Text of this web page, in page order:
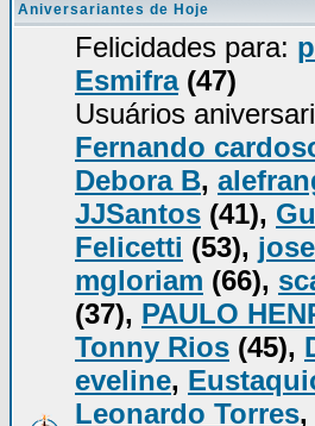
Aniversariantes de Hoje
Felicidades para:
Esmifra(47)
Usuários
Fernando
Debora B,
JJSantos (41),
Felicetti (53),
mgloriam (66),
(37), PAULO
Tonny Rios (45),
eveline,
Leonardo Torres,